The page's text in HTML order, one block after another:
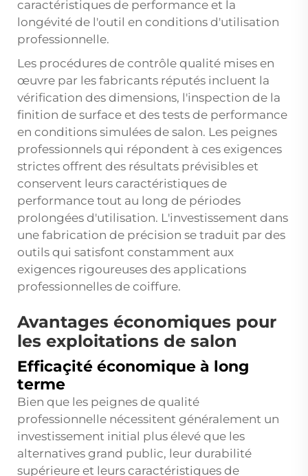
caractéristiques de performance et la
longévité de l'outil en conditions d'utilisation
professionnelle.
Les procédures de contrôle qualité mises en
œuvre par les fabricants réputés incluent la
vérification des dimensions, l'inspection de la
finition de surface et des tests de performance
en conditions simulées de salon. Les peignes
professionnels qui répondent à ces exigences
strictes offrent des résultats prévisibles et
conservent leurs caractéristiques de
performance tout au long de périodes
prolongées d'utilisation. L'investissement dans
une fabrication de précision se traduit par des
outils qui satisfont constamment aux
exigences rigoureuses des applications
professionnelles de coiffure.
Avantages économiques pour
les exploitations de salon
Efficaçité économique à long
terme
Bien que les peignes de qualité
professionnelle nécessitent généralement un
investissement initial plus élevé que les
alternatives grand public, leur durabilité
supérieure et leurs caractéristiques de